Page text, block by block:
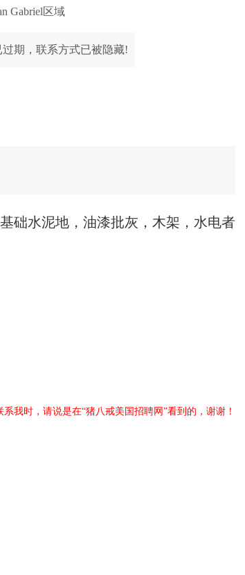
Gabriel区域
期，联系方式已被隐藏!
础水泥地，油漆批灰，木架，水电者
系我时，请说是在“猪八戒美国招聘网”看到的，谢谢！